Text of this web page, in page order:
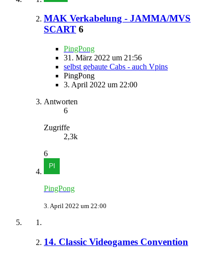
MAK Verkabelung - JAMMA/MVS
SCART 6
PingPong
31. März 2022 um 21:56
selbst gebaute Cabs - auch Vpins
PingPong
3. April 2022 um 22:00
Antworten
6
Zugriffe
2,3k
6
PingPong
3. April 2022 um 22:00
14. Classic Videogames Convention